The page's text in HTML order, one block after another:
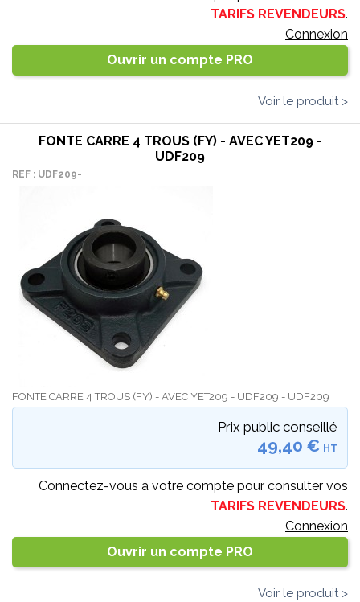
TARIFS REVENDEURS.
Connexion
Ouvrir un compte PRO
Voir le produit >
FONTE CARRE 4 TROUS (FY) - AVEC YET209 -
UDF209
REF : UDF209-
FONTE CARRE 4 TROUS (FY) - AVEC YET209 - UDF209 - UDF209
Prix public conseillé
49,40 € HT
Connectez-vous à votre compte pour consulter vos
TARIFS REVENDEURS.
Connexion
Ouvrir un compte PRO
Voir le produit >